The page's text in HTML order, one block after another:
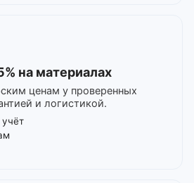
на материалах
ценам у проверенных
и логистикой.